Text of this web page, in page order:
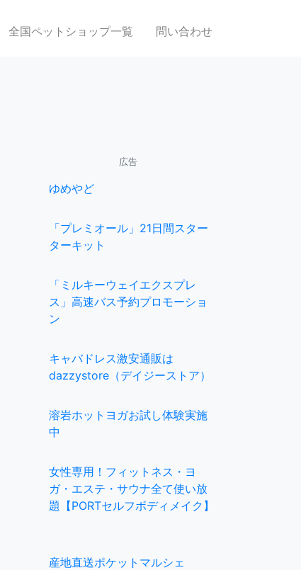
全国ペットショップ一覧 問い合わせ
広告
ゆめやど
「プレミオール」21日間スター
ターキット
「ミルキーウェイエクスプレ
ス」高速バス予約プロモーショ
ン
キャバドレス激安通販は
dazzystore（デイジーストア）
溶岩ホットヨガお試し体験実施
中
女性専用！フィットネス・ヨ
ガ・エステ・サウナ全て使い放
題【PORTセルフボディメイク】
産地直送ポケットマルシェ